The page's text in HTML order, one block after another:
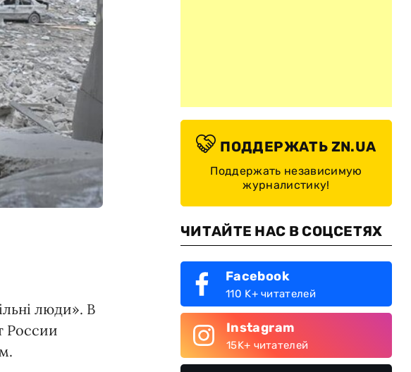
люди». В
России
ПОДДЕРЖАТЬ ZN.UA
Поддержать независимую
журналистику!
ЧИТАЙТЕ НАС В СОЦСЕТЯХ
Facebook
110 K+ читателей
Instagram
15K+ читателей